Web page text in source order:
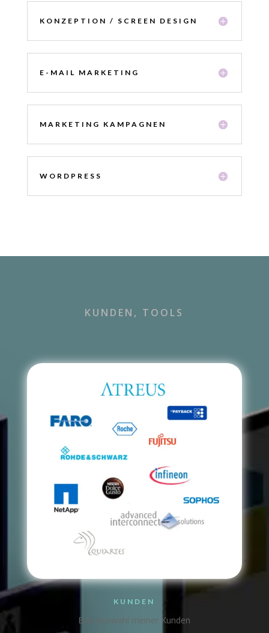
KONZEPTION / SCREEN DESIGN
E-MAIL MARKETING
MARKETING KAMPAGNEN
WORDPRESS
KUNDEN, TOOLS
KUNDEN
Eine Auswahl meiner Kunden